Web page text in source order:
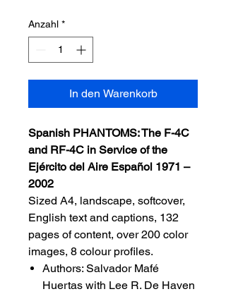
Anzahl *
In den Warenkorb
Spanish PHANTOMS: The F-4C
and RF-4C in Service of the
Ejército del Aire Español 1971 –
2002
Sized A4, landscape, softcover,
English text and captions, 132
pages of content, over 200 color
images, 8 colour profiles.
Authors: Salvador Mafé
Huertas with Lee R. De Haven